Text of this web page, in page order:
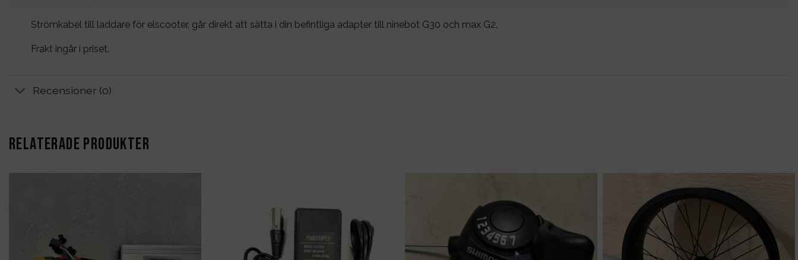
Strömkabel till laddare för elscooter, går direkt att sätta i din befintliga adapter till ninebot G30 och max G2.
Frakt ingår i priset.
Recensioner (0)
RELATERADE PRODUKTER